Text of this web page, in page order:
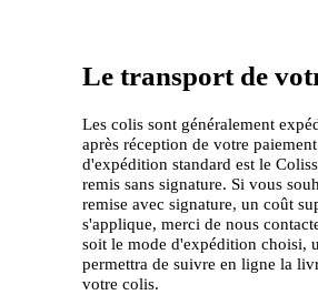
Le transport de
Les colis sont généralement
après réception de votre
d'expédition standard est le
remis sans signature. Si vous
remise avec signature, un coût
s'applique, merci de nous
soit le mode d'expédition choisi,
permettra de suivre en ligne la
votre colis.